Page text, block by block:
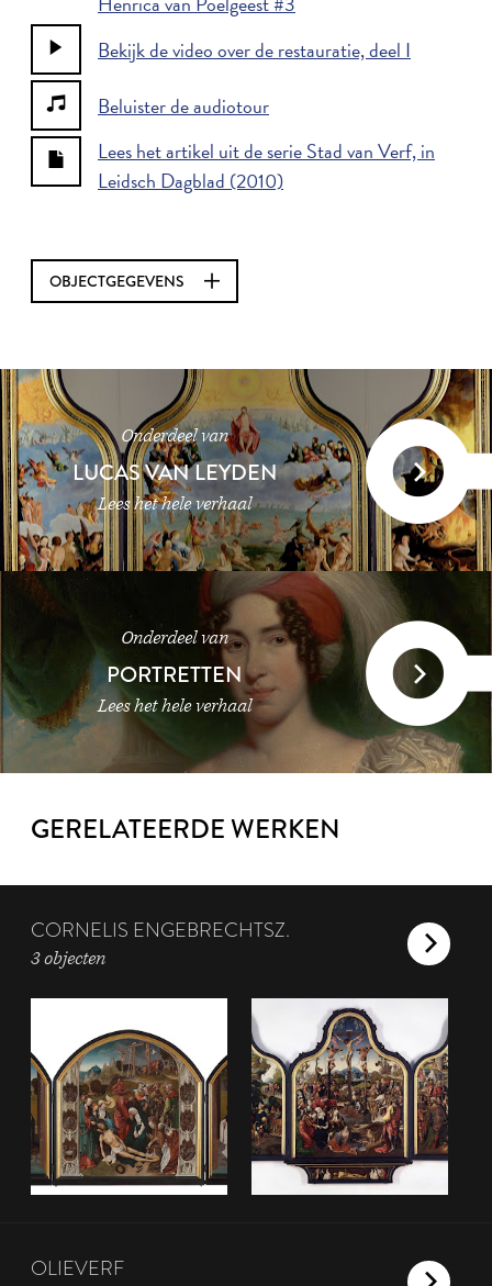
Bekijk de video over de restauratie, deel I
Beluister de audiotour
Lees het artikel uit de serie Stad van Verf, in
Leidsch Dagblad (2010)
OBJECTGEGEVENS
Onderdeel van
LUCAS VAN LEYDEN
Lees het hele verhaal
Onderdeel van
PORTRETTEN
Lees het hele verhaal
GERELATEERDE WERKEN
CORNELIS ENGEBRECHTSZ.
3 objecten
OLIEVERF